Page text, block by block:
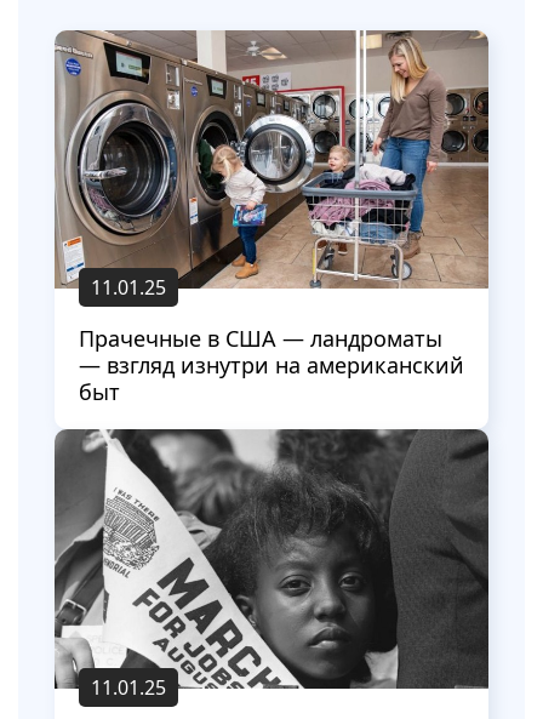
11.01.25
Прачечные в США — ландроматы
— взгляд изнутри на американский
быт
11.01.25